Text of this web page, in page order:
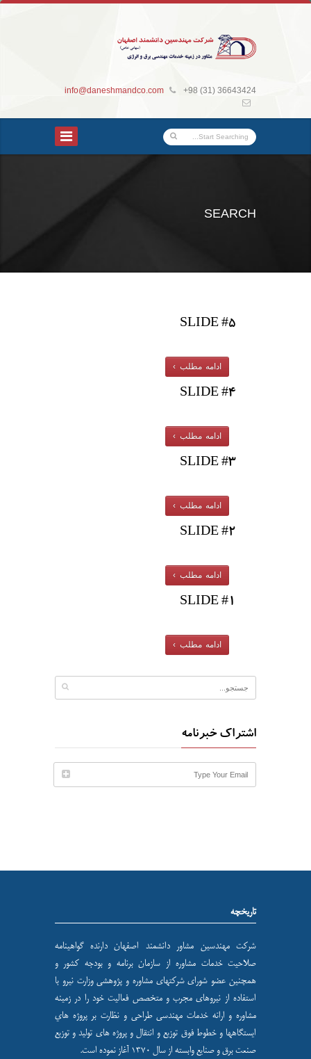
info@daneshmandco.com +98 (31) 36643424
SEARCH
SLIDE #5
ادامه مطلب ›
SLIDE #4
ادامه مطلب ›
SLIDE #3
ادامه مطلب ›
SLIDE #2
ادامه مطلب ›
SLIDE #1
ادامه مطلب ›
اشتراک خبرنامه
تاریخچه
شركت مهندسين مشاور دانشمند اصفهان دارنده گواهینامه
صلاحیت خدمات مشاوره از سازمان برنامه و بودجه کشور و
همچنین عضو شورای شركتهای مشاوره و پژوهشی وزارت نيرو با
استفاده از نيروهای مجرب و متخصص فعاليت خود را در زمينه
مشاوره و ارائه خدمات مهندسی طراحی و نظارت بر پروژه هاي
ايستگاهها و خطوط فوق توزيع و انتقال و پروژه های توليد و توزيع
صنعت برق و صنايع وابسته از سال ۱۳۷۰ آغاز نموده است.